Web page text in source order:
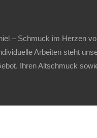
– Schmuck im Herzen
Arbeiten steht
Ihren Altschmuck